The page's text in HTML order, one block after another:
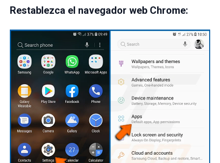
Restablezca el navegador web Chrome: